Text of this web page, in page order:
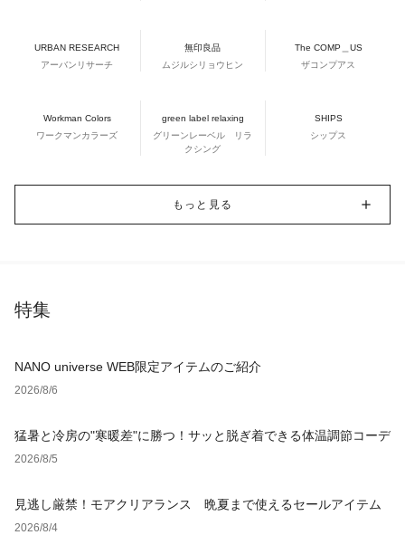
URBAN RESEARCH
アーバンリサーチ
無印良品
ムジルシリョウヒン
The COMP＿US
ザコンプアス
Workman Colors
ワークマンカラーズ
green label relaxing
グリーンレーベル リラ
クシング
SHIPS
シップス
もっと見る
特集
NANO universe WEB限定アイテムのご紹介
2026/8/6
猛暑と冷房の"寒暖差"に勝つ！サッと脱ぎ着できる体温調節コーデ
2026/8/5
見逃し厳禁！モアクリアランス 晩夏まで使えるセールアイテム
2026/8/4